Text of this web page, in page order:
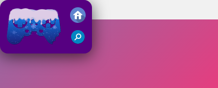
Juegos Friv 2018
Mini Golf Club